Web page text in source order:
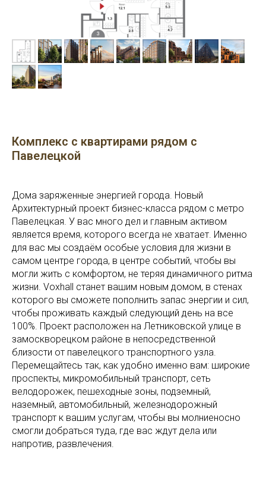
Комплекс с квартирами рядом с
Павелецкой
Дома заряженные энергией города. Новый
Архитектурный проект бизнес-класса рядом с метро
Павелецкая. У вас много дел и главным активом
является время, которого всегда не хватает. Именно
для вас мы создаём особые условия для жизни в
самом центре города, в центре событий, чтобы вы
могли жить с комфортом, не теряя динамичного ритма
жизни. Voxhall станет вашим новым домом, в стенах
которого вы сможете пополнить запас энергии и сил,
чтобы проживать каждый следующий день на все
100%. Проект расположен на Летниковской улице в
замоскворецком районе в непосредственной
близости от павелецкого транспортного узла.
Перемещайтесь так, как удобно именно вам: широкие
проспекты, микромобильный транспорт, сеть
велодорожек, пешеходные зоны, подземный,
наземный, автомобильный, железнодорожный
транспорт к вашим услугам, чтобы вы молниеносно
смогли добраться туда, где вас ждут дела или
напротив, развлечения.